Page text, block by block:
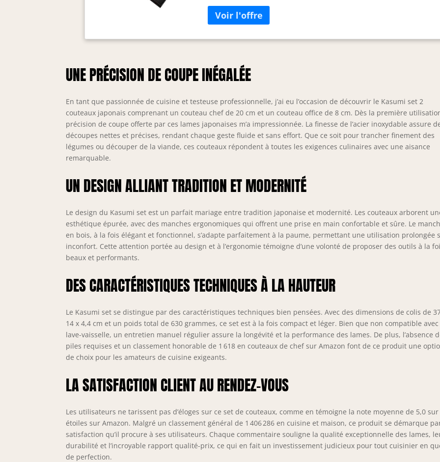
UNE PRÉCISION DE COUPE INÉGALÉE
En tant que passionnée de cuisine et testeuse professionnelle, j’ai eu l’occasion de découvrir le Kasumi set 2
couteaux japonais comprenant un couteau chef de 20 cm et un couteau office de 8 cm. Dès la première
précision de coupe offerte par ces lames japonaises m’a impressionnée. La finesse de l’acier inoxydable assure
découpes nettes et précises, rendant chaque geste fluide et sans effort. Que ce soit pour trancher finement des
légumes ou découper de la viande, ces couteaux répondent à toutes les exigences culinaires avec une aisance
remarquable.
UN DESIGN ALLIANT TRADITION ET MODERNITÉ
Le design du Kasumi set est un parfait mariage entre tradition japonaise et modernité. Les couteaux arborent
esthétique épurée, avec des manches ergonomiques qui offrent une prise en main confortable et sûre. Le
en bois, à la fois élégant et fonctionnel, s’adapte parfaitement à la paume, permettant une utilisation prolongée
inconfort. Cette attention portée au design et à l’ergonomie témoigne d’une volonté de proposer des outils à la
beaux et performants.
DES CARACTÉRISTIQUES TECHNIQUES À LA HAUTEUR
Le Kasumi set se distingue par des caractéristiques techniques bien pensées. Avec des dimensions de colis de
14 x 4,4 cm et un poids total de 630 grammes, ce set est à la fois compact et léger. Bien que non compatible
lave-vaisselle, un entretien manuel régulier assure la longévité et la performance des lames. De plus, l’absence
piles requises et un classement honorable de 1 618 en couteaux de chef sur Amazon font de ce produit une
de choix pour les amateurs de cuisine exigeants.
LA SATISFACTION CLIENT AU RENDEZ-VOUS
Les utilisateurs ne tarissent pas d’éloges sur ce set de couteaux, comme en témoigne la note moyenne de 5,0
étoiles sur Amazon. Malgré un classement général de 1 406 286 en cuisine et maison, ce produit se démarque
satisfaction qu’il procure à ses utilisateurs. Chaque commentaire souligne la qualité exceptionnelle des lames,
durabilité et l’incroyable rapport qualité-prix, ce qui en fait un investissement judicieux pour tout cuisinier en
de perfection.